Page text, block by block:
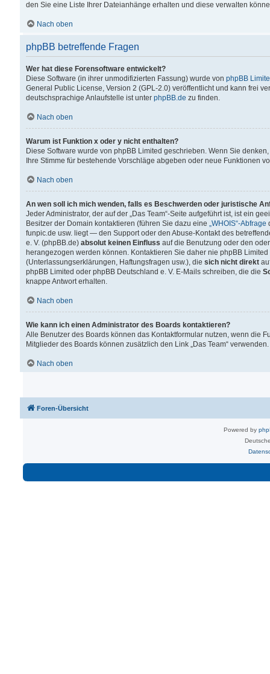
den Sie eine Liste Ihrer Dateianhänge erhalten und diese verwalten
Nach oben
phpBB betreffende Fragen
Wer hat diese Forensoftware entwickelt?
Diese Software (in ihrer unmodifizierten Fassung) wurde von phpBB
General Public License, Version 2 (GPL-2.0) veröffentlicht und kann frei
deutschsprachige Anlaufstelle ist unter phpBB.de zu finden.
Nach oben
Warum ist Funktion x oder y nicht enthalten?
Diese Software wurde von phpBB Limited geschrieben. Wenn Sie
Ihre Stimme für bestehende Vorschläge abgeben oder neue Funktionen
Nach oben
An wen soll ich mich wenden, falls es Beschwerden oder juristische
Jeder Administrator, der auf der „Das Team“-Seite aufgeführt ist, ist ein
Besitzer der Domain kontaktieren (führen Sie dazu eine „WHOIS“-Abfrage
funpic.de usw. liegt — den Support oder den Abuse-Kontakt des
e. V. (phpBB.de) absolut keinen Einfluss auf die Benutzung oder den
herangezogen werden können. Kontaktieren Sie daher nie phpBB
(Unterlassungserklärungen, Haftungsfragen usw.), die sich nicht direkt
phpBB Limited oder phpBB Deutschland e. V. E-Mails schreiben, die die
knappe Antwort erhalten.
Nach oben
Wie kann ich einen Administrator des Boards kontaktieren?
Alle Benutzer des Boards können das Kontaktformular nutzen, wenn die
Mitglieder des Boards können zusätzlich den Link „Das Team“ verwenden.
Nach oben
Foren-Übersicht
Powered by